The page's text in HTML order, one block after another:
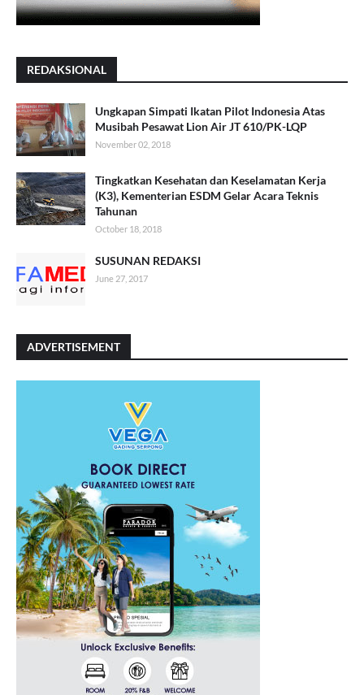
REDAKSIONAL
Ungkapan Simpati Ikatan Pilot Indonesia Atas
Musibah Pesawat Lion Air JT 610/PK-LQP
November 02, 2018
Tingkatkan Kesehatan dan Keselamatan Kerja
(K3), Kementerian ESDM Gelar Acara Teknis
Tahunan
October 18, 2018
SUSUNAN REDAKSI
June 27, 2017
ADVERTISEMENT